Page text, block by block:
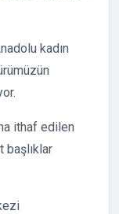
kadın
ithaf edilen
başlıklar